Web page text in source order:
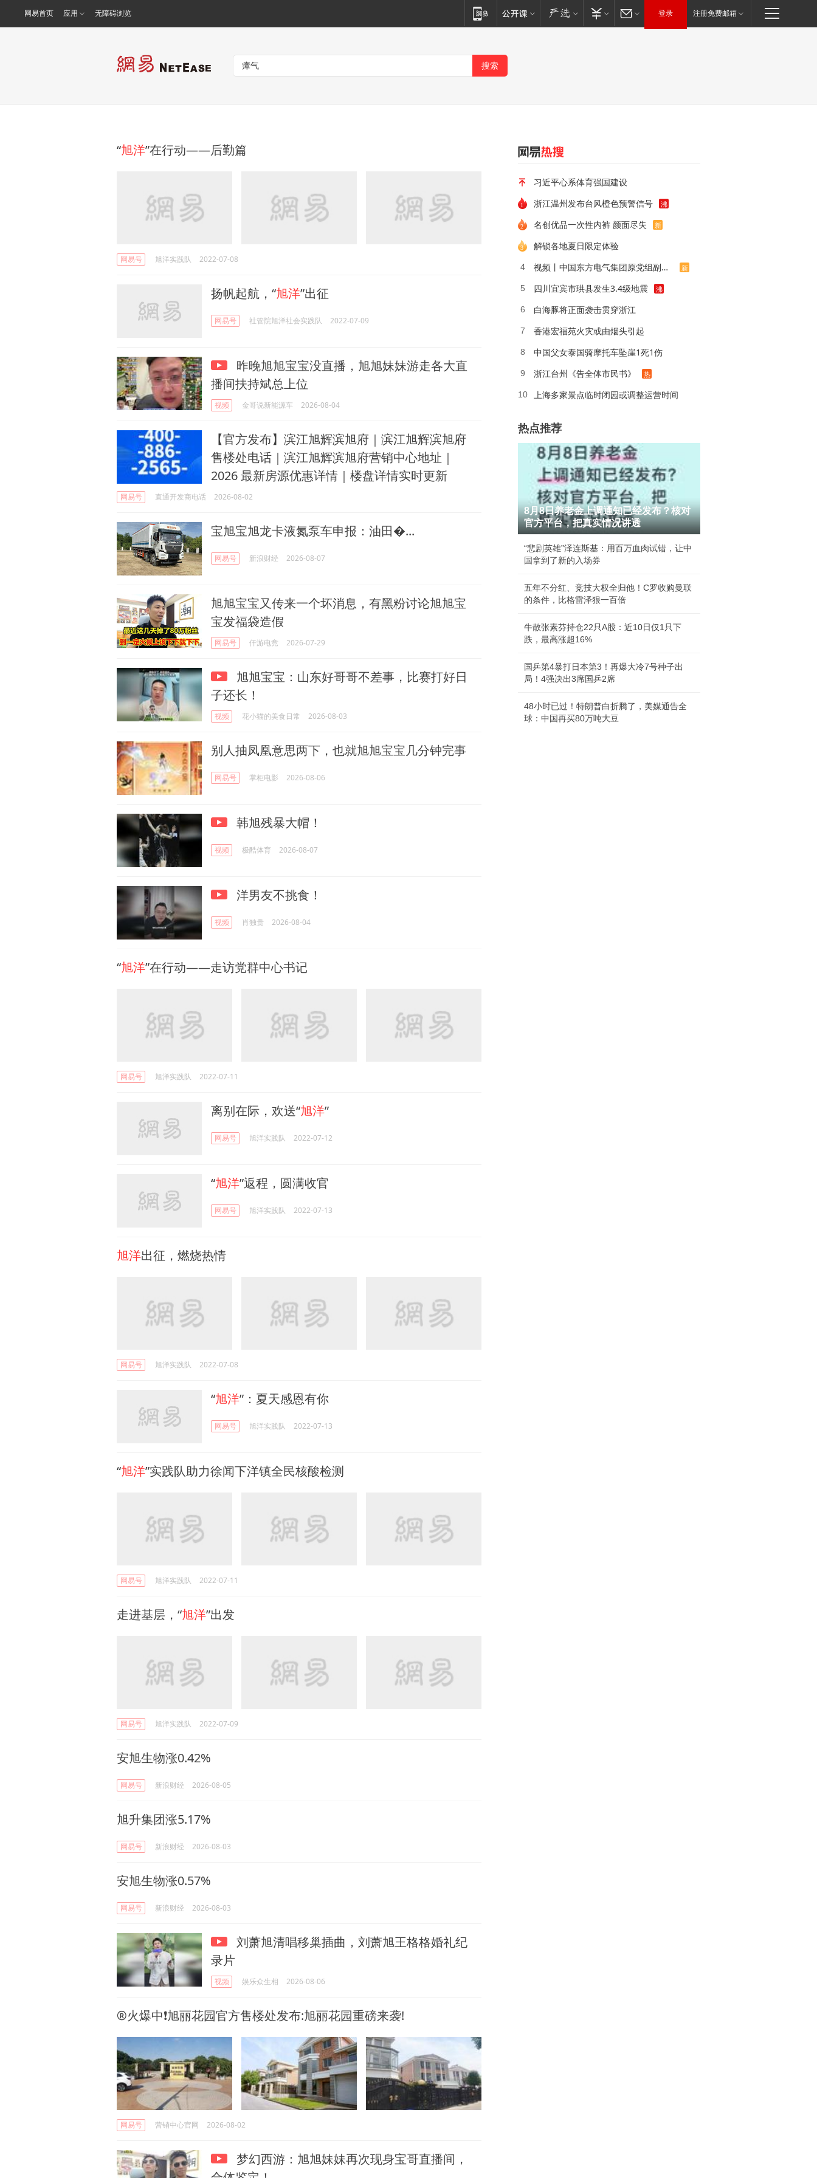
网易首页 应用 无障碍浏览 登录 注册免费邮箱
“旭洋”在行动——后勤篇
网易号 旭洋实践队 2022-07-08
扬帆起航，“旭洋”出征
网易号 社管院旭洋社会实践队 2022-07-09
昨晚旭旭宝宝没直播，旭旭妹妹游走各大直
播间扶持斌总上位
视频 金哥说新能源车 2026-08-04
【官方发布】滨江旭辉滨旭府｜滨江旭辉滨旭府
售楼处电话｜滨江旭辉滨旭府营销中心地址｜
2026 最新房源优惠详情｜楼盘详情实时更新
网易号 直通开发商电话 2026-08-02
宝旭宝旭龙卡液氮泵车申报：油田�...
网易号 新浪财经 2026-08-07
旭旭宝宝又传来一个坏消息，有黑粉讨论旭旭宝
宝发福袋造假
网易号 仟游电竞 2026-07-29
旭旭宝宝：山东好哥哥不差事，比赛打好日
子还长！
视频 花小猫的美食日常 2026-08-03
别人抽凤凰意思两下，也就旭旭宝宝几分钟完事
网易号 掌柜电影 2026-08-06
韩旭残暴大帽！
视频 极酷体育 2026-08-07
洋男友不挑食！
视频 肖独贵 2026-08-04
“旭洋”在行动——走访党群中心书记
网易号 旭洋实践队 2022-07-11
离别在际，欢送“旭洋”
网易号 旭洋实践队 2022-07-12
“旭洋”返程，圆满收官
网易号 旭洋实践队 2022-07-13
旭洋出征，燃烧热情
网易号 旭洋实践队 2022-07-08
“旭洋”：夏天感恩有你
网易号 旭洋实践队 2022-07-13
“旭洋”实践队助力徐闻下洋镇全民核酸检测
网易号 旭洋实践队 2022-07-11
走进基层，“旭洋”出发
网易号 旭洋实践队 2022-07-09
安旭生物涨0.42%
网易号 新浪财经 2026-08-05
旭升集团涨5.17%
网易号 新浪财经 2026-08-03
安旭生物涨0.57%
网易号 新浪财经 2026-08-03
刘萧旭清唱移巢插曲，刘萧旭王格格婚礼纪
录片
视频 娱乐众生相 2026-08-06
®火爆中❗旭丽花园官方售楼处发布:旭丽花园重磅来袭!
网易号 营销中心官网 2026-08-02
梦幻西游：旭旭妹妹再次现身宝哥直播间，
习近平心系体育强国建设
浙江温州发布台风橙色预警信号 沸
2
名创优品一次性内裤 颜面尽失 新
3
解锁各地夏日限定体验
4 视频丨中国东方电气集团原党组副书记、董事宋致远被查 新
5 四川宜宾市珙县发生3.4级地震 沸
6 白海豚将正面袭击贯穿浙江
7 香港宏福苑火灾或由烟头引起
8 中国父女泰国骑摩托车坠崖1死1伤
9 浙江台州《告全体市民书》 热
10 上海多家景点临时闭园或调整运营时间
热点推荐
8月8日养老金上调通知已经发布？核对
官方平台，把真实情况讲透
“悲剧英雄”泽连斯基：用百万血肉试错，让中
国拿到了新的入场券
五年不分红、竞技大权全归他！C罗收购曼联
的条件，比格雷泽狠一百倍
牛散张素芬持仓22只A股：近10日仅1只下
跌，最高涨超16%
国乒第4暴打日本第3！再爆大冷7号种子出
局！4强决出3席国乒2席
48小时已过！特朗普白折腾了，美媒通告全
球：中国再买80万吨大豆